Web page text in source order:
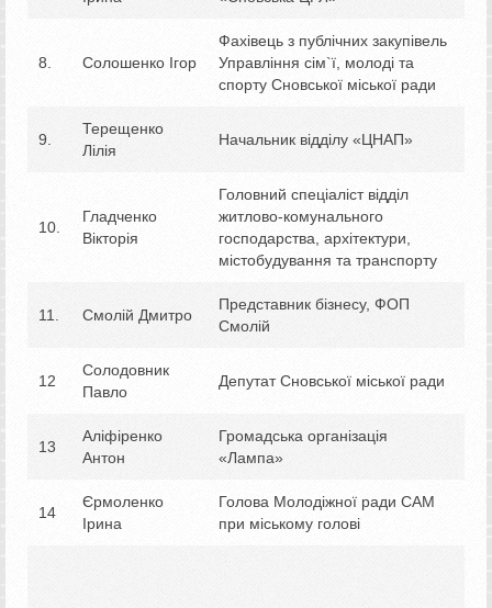
8. Солошенко Ігор
Фахівець з публічних закупівель
Управління сім`ї, молоді та
спорту Сновської міської ради
9.
Терещенко
Лілія
Начальник відділу «ЦНАП»
10.
Гладченко
Вікторія
Головний спеціаліст відділ
житлово-комунального
господарства, архітектури,
містобудування та транспорту
11. Смолій Дмитро
Представник бізнесу, ФОП
Смолій
12
Солодовник
Павло
Депутат Сновської міської ради
13
Аліфіренко
Антон
Громадська організація
«Лампа»
14
Єрмоленко
Ірина
Голова Молодіжної ради САМ
при міському голові